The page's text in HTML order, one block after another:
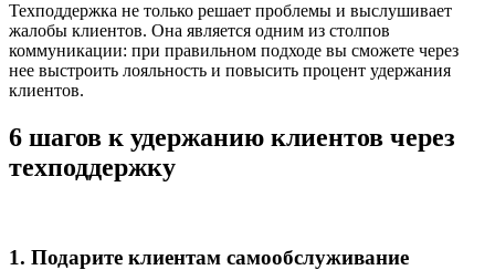
Техподдержка не только решает проблемы и выслушивает
жалобы клиентов. Она является одним из столпов
коммуникации: при правильном подходе вы сможете через
нее выстроить лояльность и повысить процент удержания
клиентов.
6 шагов к удержанию клиентов через
техподдержку
1. Подарите клиентам самообслуживание